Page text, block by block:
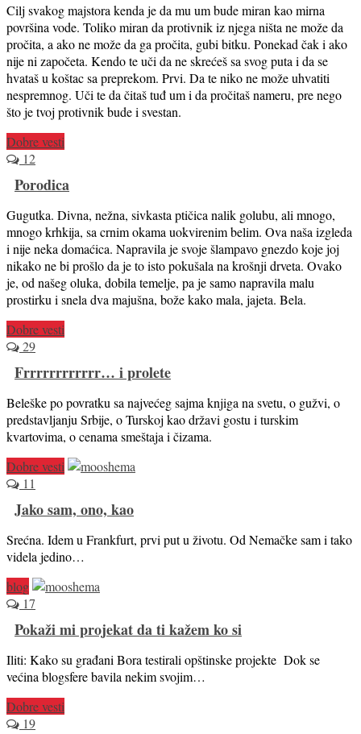
Cilj svakog majstora kenda je da mu um bude miran kao mirna
površina vode. Toliko miran da protivnik iz njega ništa ne može da
pročita, a ako ne može da ga pročita, gubi bitku. Ponekad čak i ako
nije ni započeta. Kendo te uči da ne skrećeš sa svog puta i da se
hvataš u koštac sa preprekom. Prvi. Da te niko ne može uhvatiti
nespremnog. Uči te da čitaš tuđ um i da pročitaš nameru, pre nego
što je tvoj protivnik bude i svestan.
Dobre vesti
12
Porodica
Gugutka. Divna, nežna, sivkasta ptičica nalik golubu, ali mnogo,
mnogo krhkija, sa crnim okama uokvirenim belim. Ova naša izgleda
i nije neka domaćica. Napravila je svoje šlampavo gnezdo koje joj
nikako ne bi prošlo da je to isto pokušala na krošnji drveta. Ovako
je, od našeg oluka, dobila temelje, pa je samo napravila malu
prostirku i snela dva majušna, bože kako mala, jajeta. Bela.
Dobre vesti
29
Frrrrrrrrrrrr… i prolete
Beleške po povratku sa najvećeg sajma knjiga na svetu, o gužvi, o
predstavljanju Srbije, o Turskoj kao državi gostu i turskim
kvartovima, o cenama smeštaja i čizama.
Dobre vesti
11
Jako sam, ono, kao
Srećna. Idem u Frankfurt, prvi put u životu. Od Nemačke sam i tako
videla jedino…
blog
17
Pokaži mi projekat da ti kažem ko si
Iliti: Kako su građani Bora testirali opštinske projekte Dok se
većina blogsfere bavila nekim svojim…
Dobre vesti
19